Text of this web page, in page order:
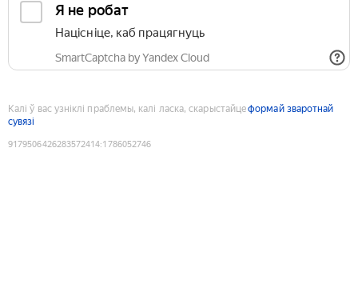
Я не робат
Націсніце, каб працягнуць
SmartCaptcha by Yandex Cloud
Калі ў вас узніклі праблемы, калі ласка, скарыстайцеформай зваротнай
сувязі
9179506426283572414:1786052746